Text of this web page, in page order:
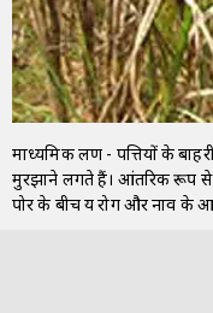
माध्यमिक लक्षण - पत्तियों के
मुरझाने लगते हैं। आंतरिक रूप
पोर के बीच क्षय रोग और नाव के